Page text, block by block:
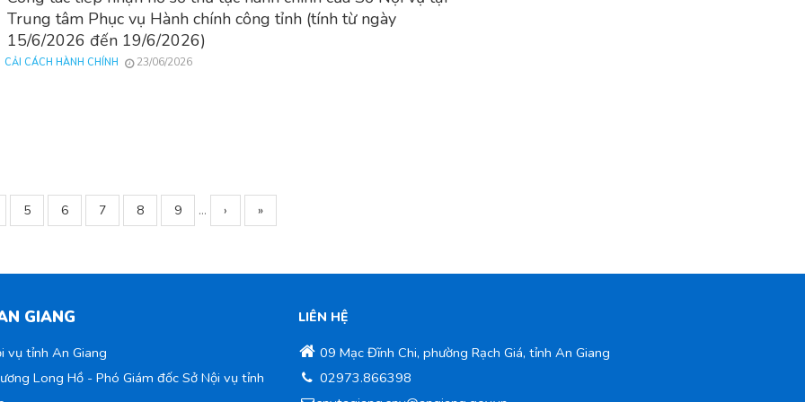
Trung tâm Phục vụ Hành chính công tỉnh (tính từ ngày
15/6/2026 đến 19/6/2026)
CẢI CÁCH HÀNH CHÍNH 23/06/2026
Page
5 Page
6 Page
7 Page
8 Page
9 …
Next
page
›
Trang
cuối
»
GIANG
vụ tỉnh An Giang
Long Hồ - Phó Giám đốc Sở Nội vụ tỉnh
LIÊN HỆ
09 Mạc Đĩnh Chi, phường Rạch Giá, tỉnh An Giang
02973.866398